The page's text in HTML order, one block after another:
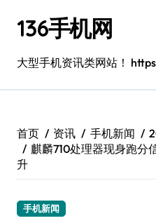
136手机网
大型手机资讯类网站！
首页 资讯 手机新闻
麒麟710处理器现身跑分
升
手机新闻